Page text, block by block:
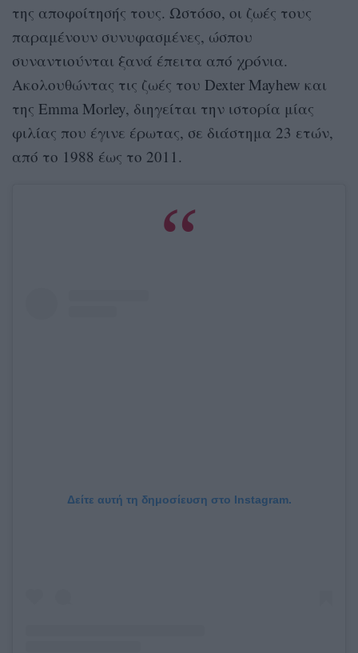
της αποφοίτησής τους. Ωστόσο, οι ζωές τους
παραμένουν συνυφασμένες, ώσπου
συναντιούνται ξανά έπειτα από χρόνια.
Ακολουθώντας τις ζωές του Dexter Mayhew και
της Emma Morley, διηγείται την ιστορία μίας
φιλίας που έγινε έρωτας, σε διάστημα 23 ετών,
από το 1988 έως το 2011.
Δείτε αυτή τη δημοσίευση στο Instagram.